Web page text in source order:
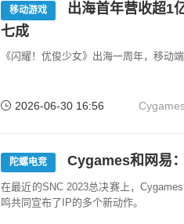
移动游戏
出海首年营收超1
七成
《闪耀！优俊少女》出海一周年，移动
2026-06-30 16:56
陀螺电竞 Cygames和网易
在最近的SNC 2023总决赛上，
鸣共同宣布了IP的多个新动作。